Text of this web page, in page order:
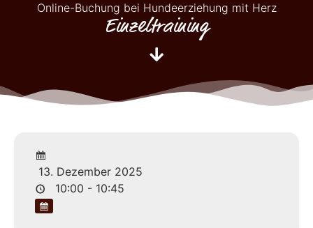
Online-Buchung bei Hundeerziehung mit Herz
Einzeltraining
13. Dezember 2025
10:00 - 10:45